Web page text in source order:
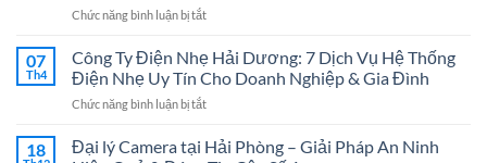
Chức năng bình luận bị tắtở
Công
Mạng
LAN
Tại
Phòng
07
Th4
Công Ty Điện Nhẹ Hải Dương: 7 Dịch Vụ Hệ Thống
Điện Nhẹ Uy Tín Cho Doanh Nghiệp & Gia Đình
Chức năng bình luận bị tắtở
Ty
Điện
18
Đại lý Camera tại Hải Phòng – Giải Pháp An Ninh